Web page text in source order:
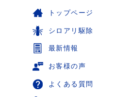
トップページ
シロアリ駆除
最新情報
お客様の声
よくある質問